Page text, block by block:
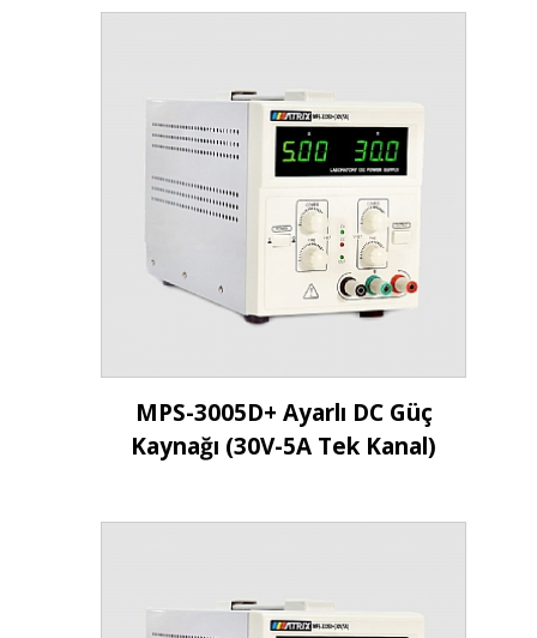
İncele
MPS-3005D+ Ayarlı DC Güç
Kaynağı (30V-5A Tek Kanal)